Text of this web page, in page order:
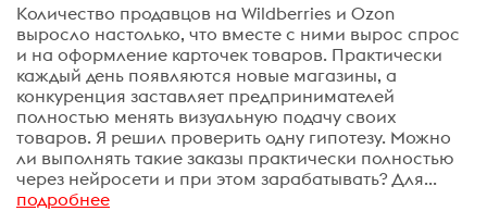
Количество продавцов на Wildberries и Ozon
выросло настолько, что вместе с ними вырос спрос
и на оформление карточек товаров. Практически
каждый день появляются новые магазины, а
конкуренция заставляет предпринимателей
полностью менять визуальную подачу своих
товаров. Я решил проверить одну гипотезу. Можно
ли выполнять такие заказы практически полностью
через нейросети и при этом зарабатывать? Для...
подробнее